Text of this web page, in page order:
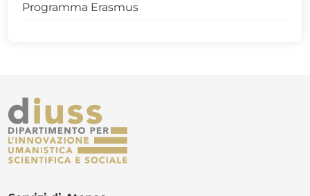
Programma Erasmus